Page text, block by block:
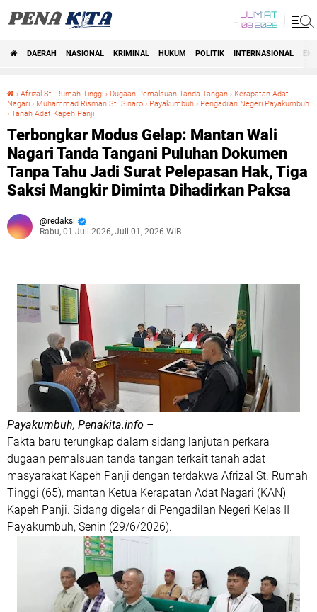
JUM'AT
7 08 2026
DAERAH NASIONAL KRIMINAL HUKUM POLITIK INTERNASIONAL
› Afrizal St. Rumah Tinggi › Dugaan Pemalsuan Tanda Tangan › Kerapatan Adat
Nagari › Muhammad Risman St. Sinaro › Payakumbuh › Pengadilan Negeri Payakumbuh
› Tanah Adat Kapeh Panji
Terbongkar Modus Gelap: Mantan Wali
Nagari Tanda Tangani Puluhan Dokumen
Tanpa Tahu Jadi Surat Pelepasan Hak, Tiga
Saksi Mangkir Diminta Dihadirkan Paksa
redaksi
Rabu, 01 Juli 2026, Juli 01, 2026 WIB
Payakumbuh, Penakita.info –
Fakta baru terungkap dalam sidang lanjutan perkara
dugaan pemalsuan tanda tangan terkait tanah adat
masyarakat Kapeh Panji dengan terdakwa Afrizal St. Rumah
Tinggi (65), mantan Ketua Kerapatan Adat Nagari (KAN)
Kapeh Panji. Sidang digelar di Pengadilan Negeri Kelas II
Payakumbuh, Senin (29/6/2026).